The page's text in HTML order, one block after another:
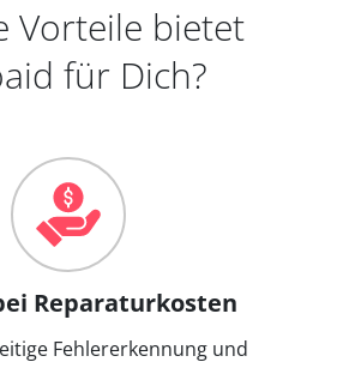
Vorteile bietet
für Dich?
Reparaturkosten
Fehlererkennung und